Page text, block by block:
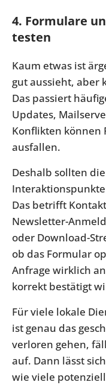
4. Formulare
testen
Kaum etwas ist
gut aussieht, aber
Das passiert
Updates,
Konflikten können
ausfallen.
Deshalb sollten
Das betrifft
Newsletter-
oder Download-
ob das Formular
Anfrage wirklich
korrekt bestätigt
Für viele lokale
ist genau das
verloren gehen,
auf. Dann lässt
wie viele